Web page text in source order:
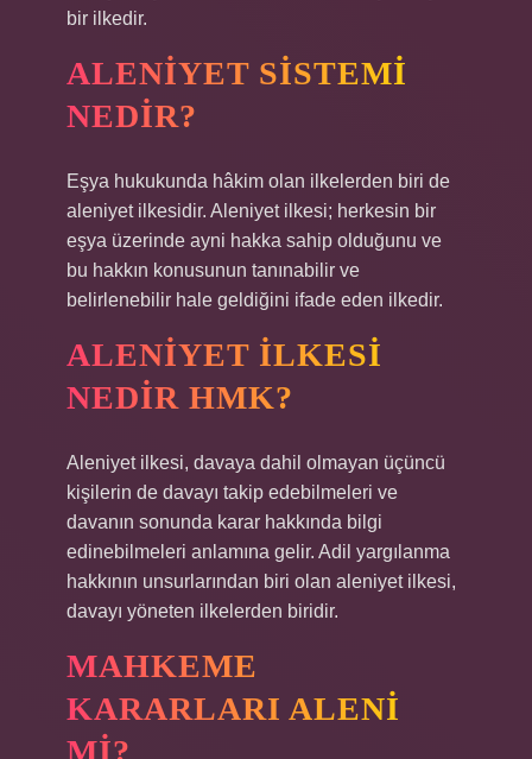
bir ilkedir.
ALENIYET SISTEMI
NEDIR?
Eşya hukukunda hâkim olan ilkelerden biri de
aleniyet ilkesidir. Aleniyet ilkesi; herkesin bir
eşya üzerinde ayni hakka sahip olduğunu ve
bu hakkın konusunun tanınabilir ve
belirlenebilir hale geldiğini ifade eden ilkedir.
ALENIYET ILKESI
NEDIR HMK?
Aleniyet ilkesi, davaya dahil olmayan üçüncü
kişilerin de davayı takip edebilmeleri ve
davanın sonunda karar hakkında bilgi
edinebilmeleri anlamına gelir. Adil yargılanma
hakkının unsurlarından biri olan aleniyet ilkesi,
davayı yöneten ilkelerden biridir.
MAHKEME
KARARLARI ALENI
MI?